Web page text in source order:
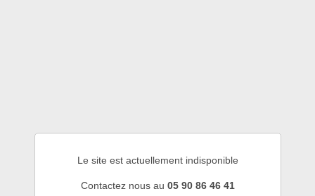
Le site est actuellement indisponible
Contactez nous au 05 90 86 46 41